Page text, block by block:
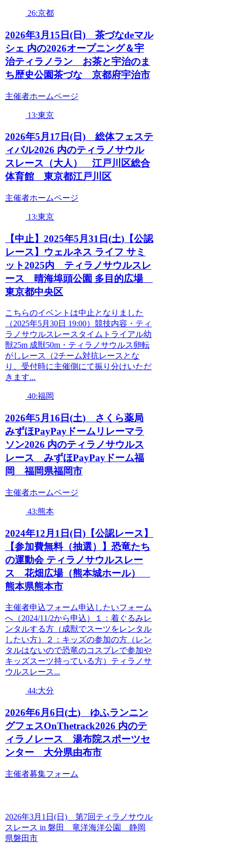
26:京都
2026年3月15日(日) 茶づなdeマル
シェ 内の2026オープニング＆宇
治ティラノラン お茶と宇治のま
ち歴史公園茶づな 京都府宇治市
主催者ホームページ
13:東京
2026年5月17日(日) 総体フェステ
ィバル2026 内のティラノサウル
スレース（大人） 江戸川区総合
体育館 東京都江戸川区
主催者ホームページ
13:東京
【中止】2025年5月31日(土)【公認
レース】ウェルネス ライフ サミ
ット2025内 ティラノサウルスレ
ース 晴海埠頭公園 多目的広場
東京都中央区
こちらのイベントは中止となりました
（2025年5月30日 19:00） 競技内容・ティ
ラノサウルスレースタイムトライアル幼
獣25m 成獣50m・ティラノサウルス卵転
がしレース（2チーム対抗レースとな
り、受付時に主催側にて振り分けいただ
きます...
40:福岡
2026年5月16日(土) さくら薬局
みずほPayPayドームリレーマラ
ソン2026 内のティラノサウルス
レース みずほPayPayドーム福
岡 福岡県福岡市
主催者ホームページ
43:熊本
2024年12月1日(日)【公認レース】
【参加費無料（抽選）】恐竜たち
の運動会 ティラノサウルスレー
ス 花畑広場（熊本城ホール）
熊本県熊本市
主催者申込フォーム申込したいフォーム
へ（2024/11/2から申込）１：着ぐるみレ
ンタルする方（成獣でスーツをレンタル
したい方）２：キッズの参加の方（レン
タルはないので恐竜のコスプレで参加や
キッズスーツ持っている方）ティラノサ
ウルスレース...
44:大分
2026年6月6日(土) ゆふランニン
グフェスOnThetrack2026 内のテ
ィラノレース 湯布院スポーツセ
ンター 大分県由布市
主催者募集フォーム
2026年3月1日(日) 第7回ティラノサウル
スレース in 磐田 竜洋海洋公園 静岡
県磐田市